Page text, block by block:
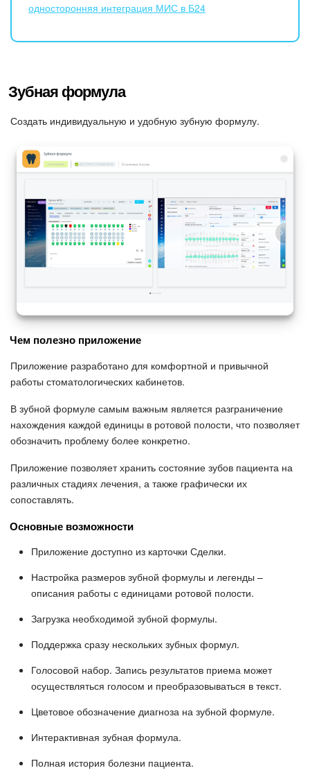
односторонняя интеграция МИС в Б24
Зубная формула
Создать индивидуальную и удобную зубную формулу.
Чем полезно приложение
Приложение разработано для комфортной и привычной
работы стоматологических кабинетов.
В зубной формуле самым важным является разграничение
нахождения каждой единицы в ротовой полости, что позволяет
обозначить проблему более конкретно.
Приложение позволяет хранить состояние зубов пациента на
различных стадиях лечения, а также графически их
сопоставлять.
Основные возможности
Приложение доступно из карточки Сделки.
Настройка размеров зубной формулы и легенды –
описания работы с единицами ротовой полости.
Загрузка необходимой зубной формулы.
Поддержка сразу нескольких зубных формул.
Голосовой набор. Запись результатов приема может
осуществляться голосом и преобразовываться в текст.
Цветовое обозначение диагноза на зубной формуле.
Интерактивная зубная формула.
Полная история болезни пациента.